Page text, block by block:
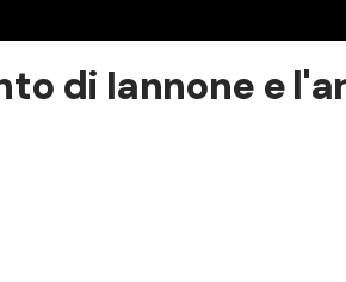
di Iannone e